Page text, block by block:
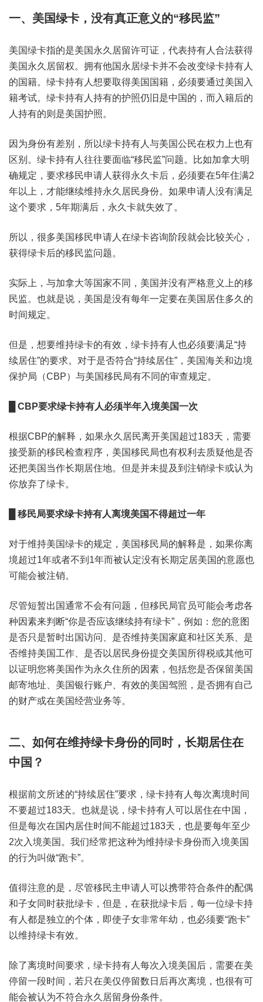
一、美国绿卡，没有真正意义的“移民监”
美国绿卡指的是美国永久居留许可证，代表持有人合法获得
美国永久居留权。拥有他国永居绿卡并不会改变绿卡持有人
的国籍。绿卡持有人想要取得美国国籍，必须要通过美国入
籍考试。绿卡持有人持有的护照仍旧是中国的，而入籍后的
人持有的则是美国护照。
因为身份有差别，所以绿卡持有人与美国公民在权力上也有
区别。绿卡持有人往往要面临“移民监”问题。比如加拿大明
确规定，要求移民申请人获得永久卡后，必须要在5年住满2
年以上，才能继续维持永久居民身份。如果申请人没有满足
这个要求，5年期满后，永久卡就失效了。
所以，很多美国移民申请人在绿卡咨询阶段就会比较关心，
获得绿卡后的移民监问题。
实际上，与加拿大等国家不同，美国并没有严格意义上的移
民监。也就是说，美国是没有每年一定要在美国居住多久的
时间规定。
但是，想要维持绿卡的有效，绿卡持有人也必须要满足“持
续居住”的要求。对于是否符合“持续居住”，美国海关和边境
保护局（CBP）与美国移民局有不同的审查规定。
█ CBP要求绿卡持有人必须半年入境美国一次
根据CBP的解释，如果永久居民离开美国超过183天，需要
接受新的移民检查程序，美国移民局也有权利去质疑他是否
还把美国当作长期居住地。但是并未提及到注销绿卡或认为
你放弃了绿卡。
█ 移民局要求绿卡持有人离境美国不得超过一年
对于维持美国绿卡的规定，美国移民局的解释是，如果你离
境超过1年或者不到1年而被认定没有长期定居美国的意愿也
可能会被注销。
尽管短暂出国通常不会有问题，但移民局官员可能会考虑各
种因素来判断“你是否应该继续持有绿卡”，例如：您的意图
是否只是暂时出国访问、是否维持美国家庭和社区关系、是
否维持美国工作、是否以居民身份提交美国所得税或其他可
以证明您将美国作为永久住所的因素，包括您是否保留美国
邮寄地址、美国银行账户、有效的美国驾照，是否拥有自己
的财产或在美国经营业务等。
二、如何在维持绿卡身份的同时，长期居住在
中国？
根据前文所述的“持续居住”要求，绿卡持有人每次离境时间
不要超过183天。也就是说，绿卡持有人可以居住在中国，
但是每次在国内居住时间不能超过183天，也是要每年至少
2次入境美国。我们经常把这种为维持绿卡身份而入境美国
的行为叫做“跑卡”。
值得注意的是，尽管移民主申请人可以携带符合条件的配偶
和子女同时获批绿卡，但是，在获批绿卡后，每一位绿卡持
有人都是独立的个体，即使子女非常年幼，也必须要“跑卡”
以维持绿卡有效。
除了离境时间要求，绿卡持有人每次入境美国后，需要在美
停留一段时间，若只在美仅停留数日后再次离境，也很有可
能会被认为不符合永久居留身份条件。